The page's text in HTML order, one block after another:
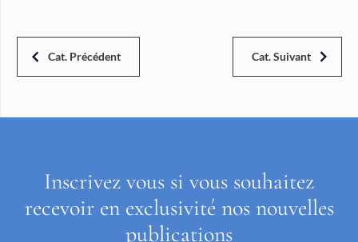
Cat. Précédent Cat. Suivant
Inscrivez vous si vous souhaitez
recevoir en exclusivité nos nouvelles
publications